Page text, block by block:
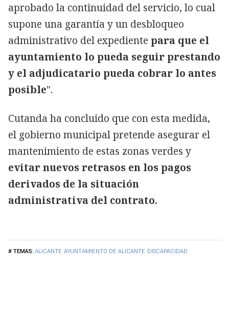
ALICANTE AYUNTAMIENTO DE ALICANTE DISCAPACIDAD
aprobado la continuidad del servicio, lo cual
supone una garantía y un desbloqueo
administrativo del expediente para que el
ayuntamiento lo pueda seguir prestando
y el adjudicatario pueda cobrar lo antes
posible".
Cutanda ha concluido que con esta medida,
el gobierno municipal pretende asegurar el
mantenimiento de estas zonas verdes y
evitar nuevos retrasos en los pagos
derivados de la situación
administrativa del contrato.